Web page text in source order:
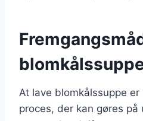
At lave blomkålssuppe
proces, der kan gøres